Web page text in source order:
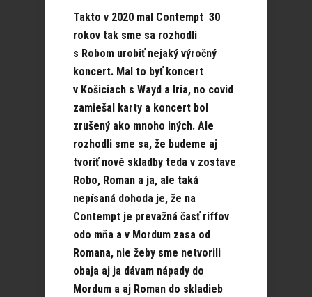
Takto v 2020 mal Contempt 30
rokov tak sme sa rozhodli
s Robom urobiť nejaký výročný
koncert. Mal to byť koncert
v Košiciach s Wayd a Iria, no covid
zamiešal karty a koncert bol
zrušený ako mnoho iných. Ale
rozhodli sme sa, že budeme aj
tvoriť nové skladby teda v zostave
Robo, Roman a ja, ale taká
nepísaná dohoda je, že na
Contempt je prevažná časť riffov
odo mňa a v Mordum zasa od
Romana, nie žeby sme netvorili
obaja aj ja dávam nápady do
Mordum a aj Roman do skladieb